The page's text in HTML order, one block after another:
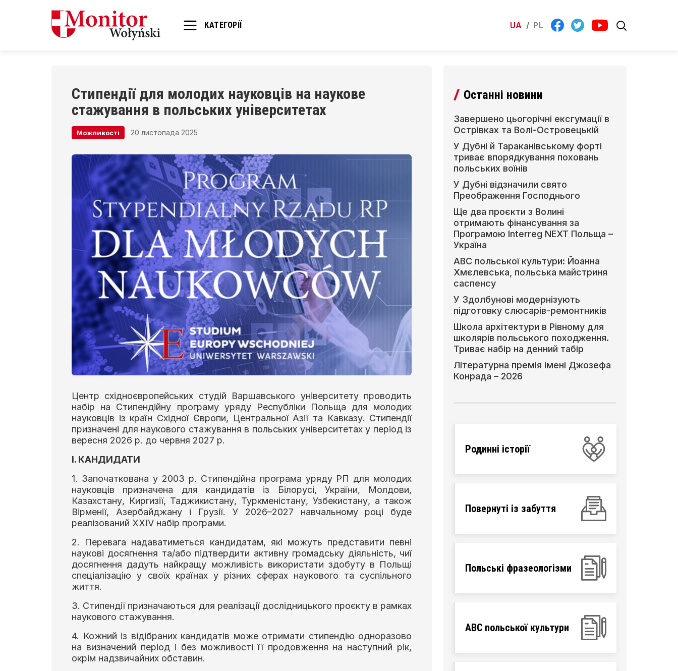
КАТЕГОРІЇ UA / PL
Стипендії для молодих науковців на наукове
стажування в польських університетах
Можливості 20 листопада 2025
Центр східноєвропейських студій Варшавського університету проводить
набір на Стипендійну програму уряду Республіки Польща для молодих
науковців із країн Східної Європи, Центральної Азії та Кавказу. Стипендії
призначені для наукового стажування в польських університетах у період із
вересня 2026 р. до червня 2027 р.
І. КАНДИДАТИ
1. Започаткована у 2003 р. Стипендійна програма уряду РП для молодих
науковців призначена для кандидатів із Білорусі, України, Молдови,
Казахстану, Киргизії, Таджикистану, Туркменістану, Узбекистану, а також
Вірменії, Азербайджану і Грузії. У 2026–2027 навчальному році буде
реалізований XXIV набір програми.
2. Перевага надаватиметься кандидатам, які можуть представити певні
наукові досягнення та/або підтвердити активну громадську діяльність, чиї
досягнення дадуть найкращу можливість використати здобуту в Польщі
спеціалізацію у своїх країнах у різних сферах наукового та суспільного
життя.
3. Стипендії призначаються для реалізації дослідницького проєкту в рамках
наукового стажування.
4. Кожний із відібраних кандидатів може отримати стипендію одноразово
на визначений період і без можливості її продовження на наступний рік,
окрім надзвичайних обставин.
Останні новини
Завершено цьогорічні ексгумації в
Острівках та Волі-Островецькій
У Дубні й Тараканівському форті
триває впорядкування поховань
польських воїнів
У Дубні відзначили свято
Преображення Господнього
Ще два проєкти з Волині
отримають фінансування за
Програмою Interreg NEXT Польща –
Україна
АВС польської культури: Йоанна
Хмєлевська, польська майстриня
саспенсу
У Здолбунові модернізують
підготовку слюсарів-ремонтників
Школа архітектури в Рівному для
школярів польського походження.
Триває набір на денний табір
Літературна премія імені Джозефа
Конрада – 2026
Родинні історії
Повернуті із забуття
Польські фразеологізми
ABC польської культури